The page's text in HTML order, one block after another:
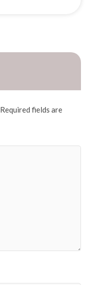
Required fields are